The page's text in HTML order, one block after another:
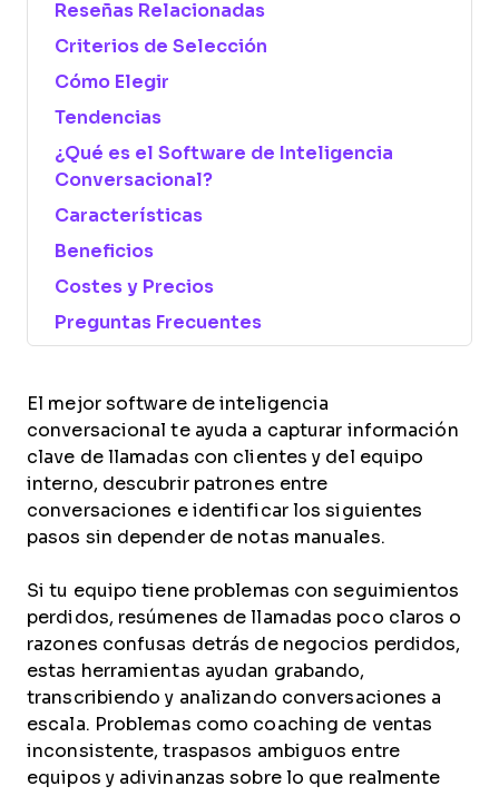
Reseñas Relacionadas
Criterios de Selección
Cómo Elegir
Tendencias
¿Qué es el Software de Inteligencia
Conversacional?
Características
Beneficios
Costes y Precios
Preguntas Frecuentes
El mejor software de inteligencia
conversacional te ayuda a capturar información
clave de llamadas con clientes y del equipo
interno, descubrir patrones entre
conversaciones e identificar los siguientes
pasos sin depender de notas manuales.
Si tu equipo tiene problemas con seguimientos
perdidos, resúmenes de llamadas poco claros o
razones confusas detrás de negocios perdidos,
estas herramientas ayudan grabando,
transcribiendo y analizando conversaciones a
escala. Problemas como coaching de ventas
inconsistente, traspasos ambiguos entre
equipos y adivinanzas sobre lo que realmente